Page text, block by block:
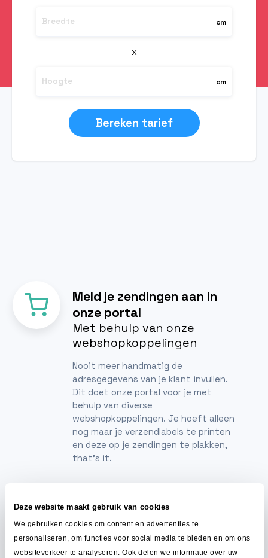
Deze website maakt gebruik van cookies
We gebruiken cookies om content en advertenties te
personaliseren, om functies voor social media te bieden en om ons
websiteverkeer te analyseren. Ook delen we informatie over uw
Bereken tarief
Meld je zendingen aan in
onze portal
Met behulp van onze
webshopkoppelingen
Nooit meer handmatig de
adresgegevens van je klant invullen.
Dit doet onze portal voor je met
behulp van diverse
webshopkoppelingen. Je hoeft alleen
nog maar je verzendlabels te printen
en deze op je zendingen te plakken,
that's it.
Breng je zendingen naar een
postpunt
Gewoon zoals je gewend
bent